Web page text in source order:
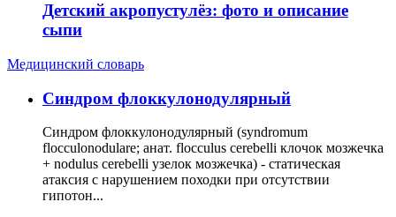
Детский акропустулёз: фото и описание
сыпи
Медицинский словарь
Cиндром флоккулонодулярный
Синдром флоккулонодулярный (syndromum
flocculonodulare; анат. flocculus cerebelli клочок мозжечка
+ nodulus cerebelli узелок мозжечка) - статическая
атаксия с нарушением походки при отсутствии
гипотон...